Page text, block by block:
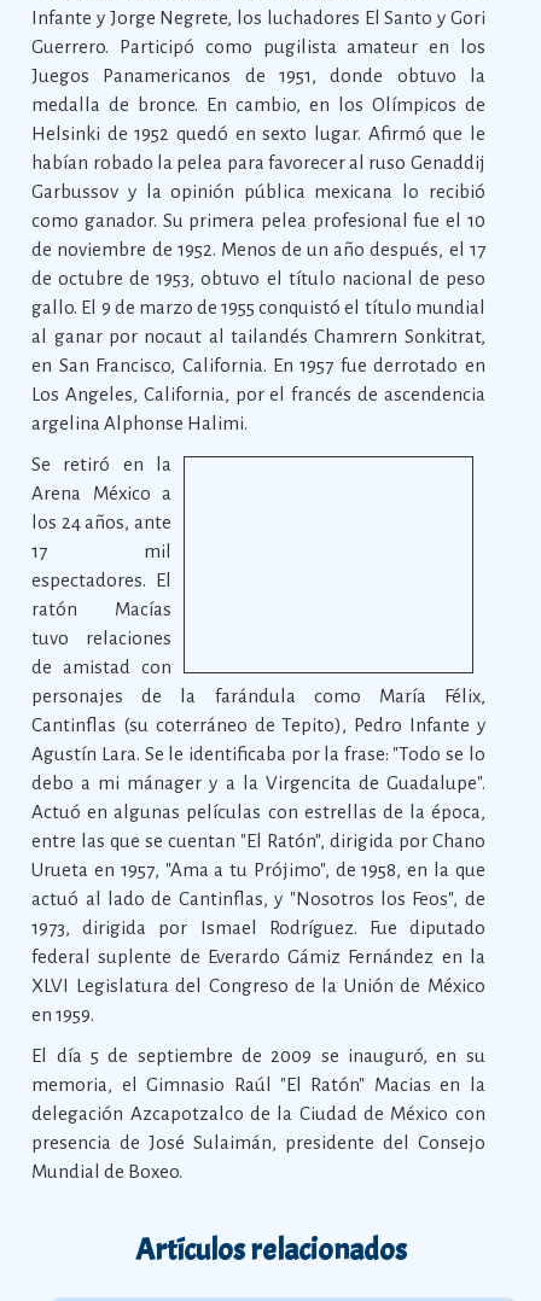
Infante y Jorge Negrete, los luchadores El Santo y Gori
Guerrero. Participó como pugilista amateur en los
Juegos Panamericanos de 1951, donde obtuvo la
medalla de bronce. En cambio, en los Olímpicos de
Helsinki de 1952 quedó en sexto lugar. Afirmó que le
habían robado la pelea para favorecer al ruso Genaddij
Garbussov y la opinión pública mexicana lo recibió
como ganador. Su primera pelea profesional fue el 10
de noviembre de 1952. Menos de un año después, el 17
de octubre de 1953, obtuvo el título nacional de peso
gallo. El 9 de marzo de 1955 conquistó el título mundial
al ganar por nocaut al tailandés Chamrern Sonkitrat,
en San Francisco, California. En 1957 fue derrotado en
Los Angeles, California, por el francés de ascendencia
argelina Alphonse Halimi.
Se retiró en la
Arena México a
los 24 años, ante
17 mil
espectadores. El
ratón Macías
tuvo relaciones
de amistad con
personajes de la farándula como María Félix,
Cantinflas (su coterráneo de Tepito), Pedro Infante y
Agustín Lara. Se le identificaba por la frase: "Todo se lo
debo a mi mánager y a la Virgencita de Guadalupe".
Actuó en algunas películas con estrellas de la época,
entre las que se cuentan "El Ratón", dirigida por Chano
Urueta en 1957, "Ama a tu Prójimo", de 1958, en la que
actuó al lado de Cantinflas, y "Nosotros los Feos", de
1973, dirigida por Ismael Rodríguez. Fue diputado
federal suplente de Everardo Gámiz Fernández en la
XLVI Legislatura del Congreso de la Unión de México
en 1959.
El día 5 de septiembre de 2009 se inauguró, en su
memoria, el Gimnasio Raúl "El Ratón" Macias en la
delegación Azcapotzalco de la Ciudad de México con
presencia de José Sulaimán, presidente del Consejo
Mundial de Boxeo.
Artículos relacionados